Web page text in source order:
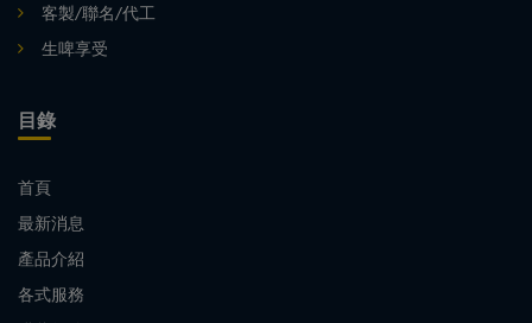
客製/聯名/代工
生啤享受
目錄
首頁
最新消息
產品介紹
各式服務